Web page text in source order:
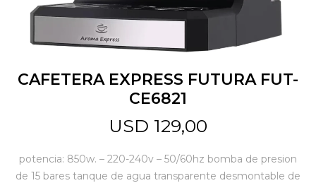
CAFETERA EXPRESS FUTURA FUT-
CE6821
USD 129,00
potencia: 850w. – 220-240v – 50/60hz bomba de presion
de 15 bares tanque de agua transparente desmontable de
Camping
Jardín y Aire Libre
Bazar